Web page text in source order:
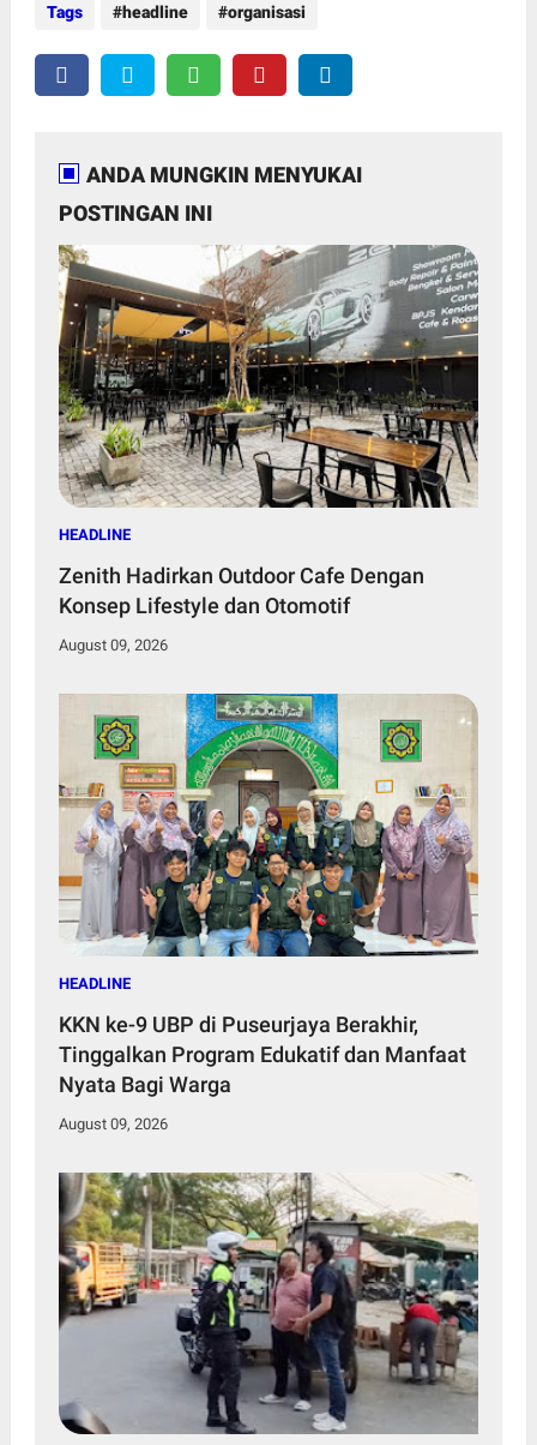
Tags headline organisasi
ANDA MUNGKIN MENYUKAI
POSTINGAN INI
HEADLINE
Zenith Hadirkan Outdoor Cafe Dengan
Konsep Lifestyle dan Otomotif
August 09, 2026
HEADLINE
KKN ke-9 UBP di Puseurjaya Berakhir,
Tinggalkan Program Edukatif dan Manfaat
Nyata Bagi Warga
August 09, 2026